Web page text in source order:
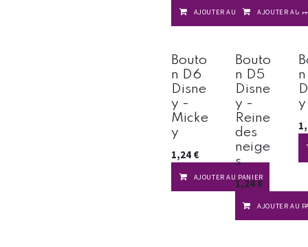
AJOUTER AU PANIERAJOUTER AU
Bouto
n D6
Disne
y -
Micke
y
1,24 €
AJOUTER AU PANIER
Bouto
n D5
Disne
y -
Reine
des
neige
s
1,24€
AJOUTER AU
y